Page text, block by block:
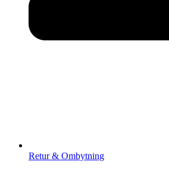
Retur & Ombytning